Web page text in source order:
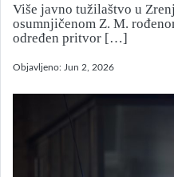
Više javno tužilaštvo u
osumnjičenom Z. M.
određen pritvor […]
Objavljeno: Jun 2, 2026